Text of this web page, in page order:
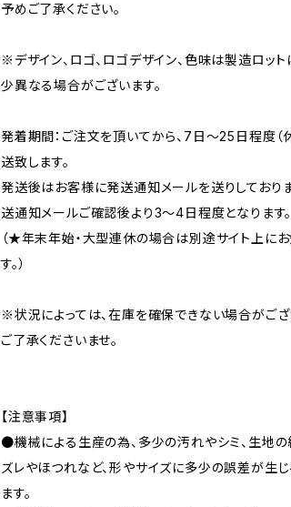
予めご了承ください。
※デザイン、ロゴ、ロゴデザイン、色味は製造ロッ
少異なる場合がございます。
発着期間：ご注文を頂いてから、7日～25日程度（
送致します。
発送後はお客様に発送通知メールを送りしており
送通知メールご確認後より3～4日程度となります。
（★年末年始・大型連休の場合は別途サイト上に
す。）
※状況によっては、在庫を確保できない場合がご
ご了承くださいませ。
【注意事項】
●機械による生産の為、多少の汚れやシミ、生地
ズレやほつれなど、形やサイズに多少の誤差が生
ます。